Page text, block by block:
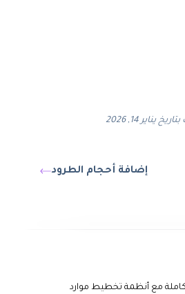
يناير 14, 2026
إضافة أحجام الطرود
مع أنظمة تخطيط موارد